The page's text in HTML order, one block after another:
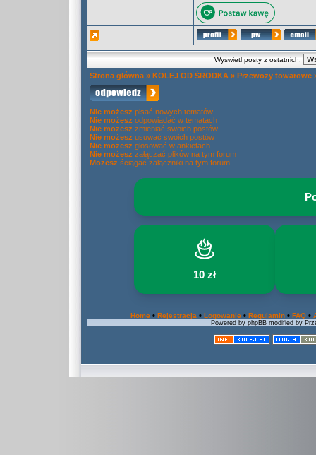
Wyświetl posty z ostatnich:
Strona główna » KOLEJ OD ŚRODKA » Przewozy towarowe
Nie możesz pisać nowych tematów
Nie możesz odpowiadać w tematach
Nie możesz zmieniać swoich postów
Nie możesz usuwać swoich postów
Nie możesz głosować w ankietach
Nie możesz załączać plików na tym forum
Możesz ściągać załączniki na tym forum
10 zł
Home • Rejestracja • Logowanie • Regulamin • FAQ •
Powered by phpBB modified by